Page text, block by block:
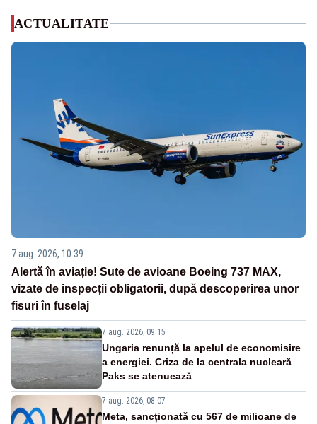
ACTUALITATE
7 aug. 2026, 10:39
Alertă în aviație! Sute de avioane Boeing 737 MAX,
vizate de inspecții obligatorii, după descoperirea unor
fisuri în fuselaj
7 aug. 2026, 09:15
Ungaria renunță la apelul de economisire
a energiei. Criza de la centrala nucleară
Paks se atenuează
7 aug. 2026, 08:07
Meta, sancționată cu 567 de milioane de